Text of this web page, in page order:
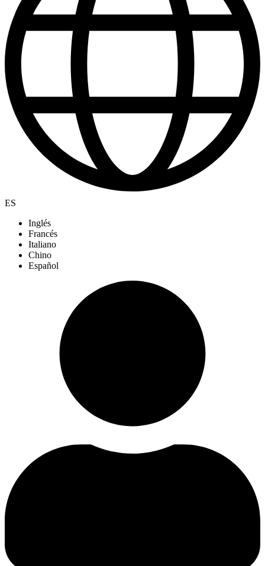
ES
Inglés
Francés
Italiano
Chino
Español